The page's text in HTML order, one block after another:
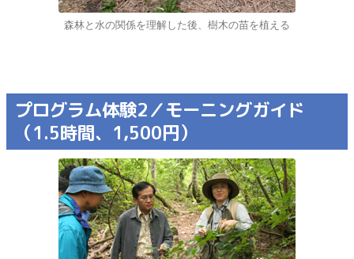
森林と水の関係を理解した後、樹木の苗を植える
プログラム体験2／モーニングガイド
（1.5時間、1,500円）